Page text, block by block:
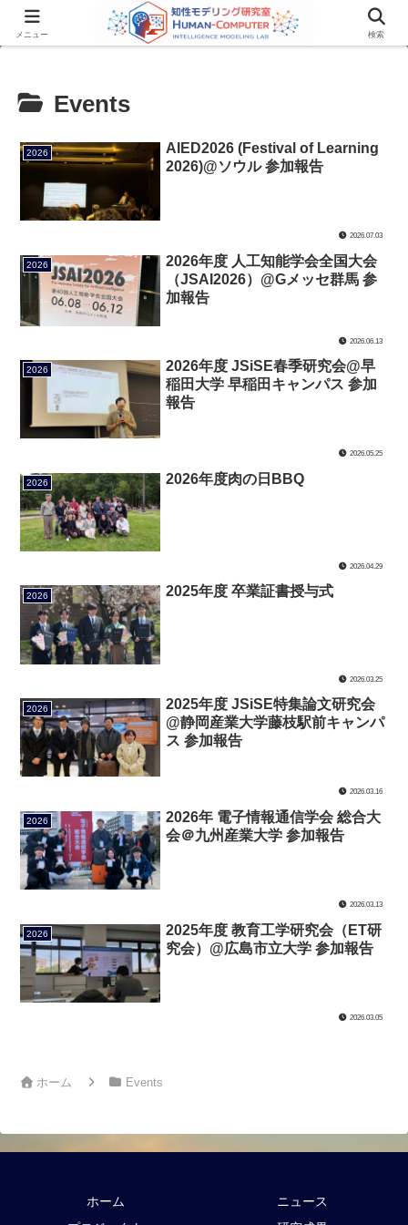
Events
2026
AIED2026 (Festival of Learning
2026)@ソウル 参加報告
2026.07.03
2026
2026年度 人工知能学会全国大会
（JSAI2026）@Gメッセ群馬 参
加報告
2026.06.13
2026
2026年度 JSiSE春季研究会@早
稲田大学 早稲田キャンパス 参加
報告
2026.05.25
2026 2026年度肉の日BBQ
2026.04.29
2026 2025年度 卒業証書授与式
2026.03.25
2026
2025年度 JSiSE特集論文研究会
@静岡産業大学藤枝駅前キャンパ
ス 参加報告
2026.03.16
2026
2026年 電子情報通信学会 総合大
会＠九州産業大学 参加報告
2026.03.13
2026
2025年度 教育工学研究会（ET研
究会）@広島市立大学 参加報告
2026.03.05
ホーム Events
ホーム
ニュース
メニュー 検索